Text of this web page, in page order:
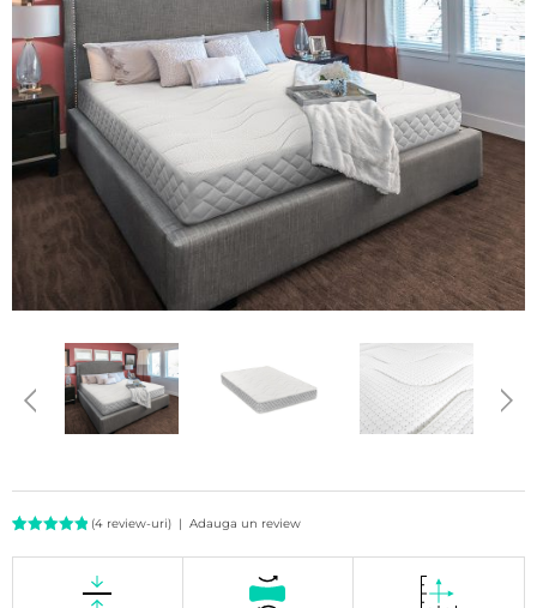
(4 review-uri) | Adauga un review